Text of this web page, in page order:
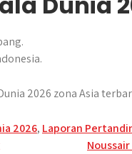
2026 zona Asia
2026, Laporan